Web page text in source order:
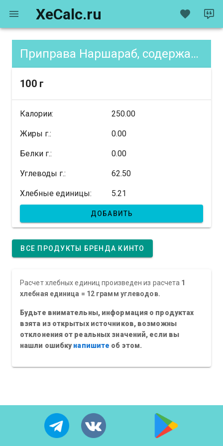
XeCalc.ru
Приправа Наршараб, содержание XE
100 г
Калории: 250.00
Жиры г.: 0.00
Белки г.: 0.00
Углеводы г.: 62.50
Хлебные единицы: 5.21
ДОБАВИТЬ
ВСЕ ПРОДУКТЫ БРЕНДА КИНТО
Расчет хлебных единиц произведен из расчета 1
хлебная единица = 12 грамм углеводов.
Будьте внимательны, информация о продуктах
взята из открытых источников, возможны
отклонения от реальных значений, если вы
нашли ошибкунапишите об этом.